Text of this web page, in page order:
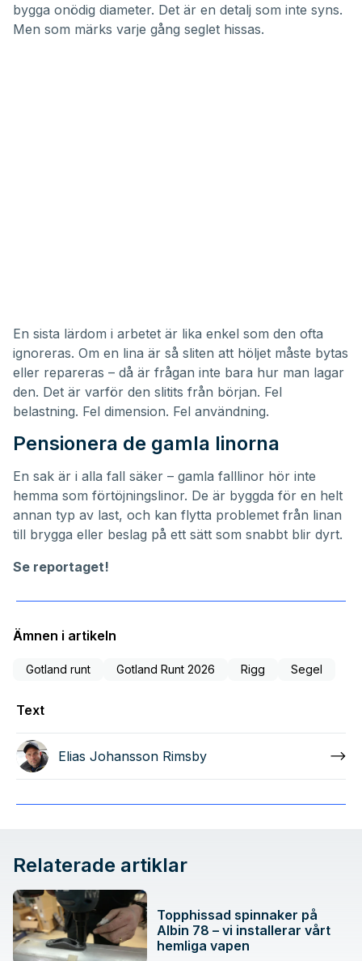
bygga onödig diameter. Det är en detalj som inte syns.
Men som märks varje gång seglet hissas.
En sista lärdom i arbetet är lika enkel som den ofta
ignoreras. Om en lina är så sliten att höljet måste bytas
eller repareras – då är frågan inte bara hur man lagar
den. Det är varför den slitits från början. Fel
belastning. Fel dimension. Fel användning.
Pensionera de gamla linorna
En sak är i alla fall säker – gamla falllinor hör inte
hemma som förtöjningslinor. De är byggda för en helt
annan typ av last, och kan flytta problemet från linan
till brygga eller beslag på ett sätt som snabbt blir dyrt.
Se reportaget!
Ämnen i artikeln
Gotland runt Gotland Runt 2026 Rigg Segel
Text
Elias Johansson Rimsby
Relaterade artiklar
Topphissad spinnaker på
Albin 78 – vi installerar vårt
hemliga vapen